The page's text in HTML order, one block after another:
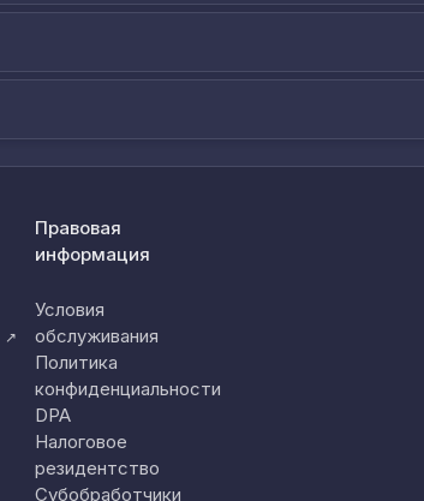
↗
Правовая
информация
Условия
обслуживания
Политика
конфиденциальности
DPA
Налоговое
резидентство
Субобработчики